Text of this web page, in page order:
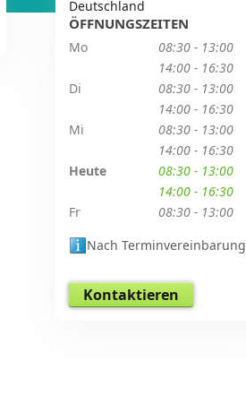
Deutschland
ÖFFNUNGSZEITEN
Mo
08:30 - 13:00
14:00 - 16:30
Di
08:30 - 13:00
14:00 - 16:30
Mi
08:30 - 13:00
14:00 - 16:30
Heute
08:30 - 13:00
14:00 - 16:30
Fr
08:30 - 13:00
Nach Terminvereinbarung
Kontaktieren